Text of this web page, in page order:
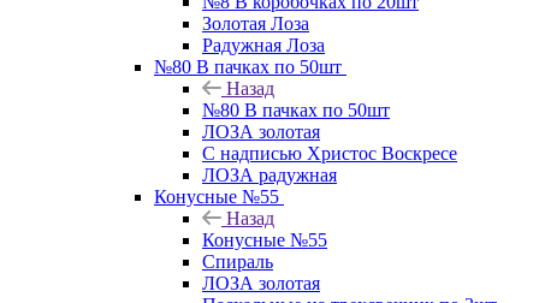
Золотая Лоза
Радужная Лоза
№80 В пачках по 50шт
Назад
№80 В пачках по 50шт
ЛОЗА золотая
С надписью Христос Воскресе
ЛОЗА радужная
Конусные №55
Назад
Конусные №55
Спираль
ЛОЗА золотая